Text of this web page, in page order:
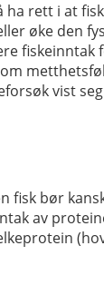
ha rett i at
øke den
vist
fisk bør
av